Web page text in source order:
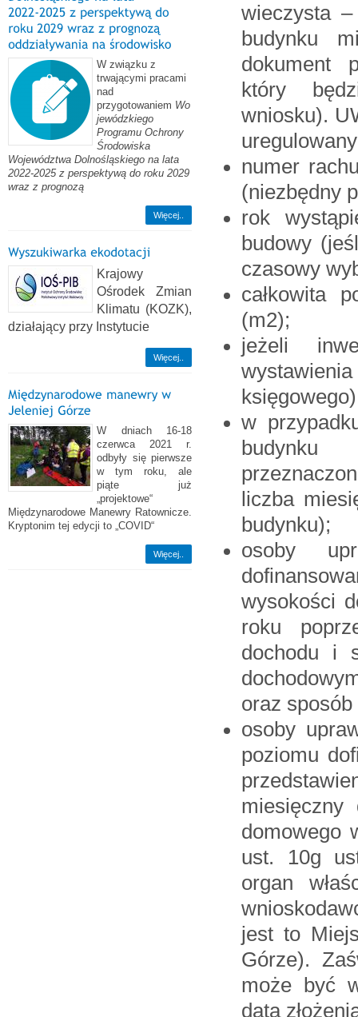
W związku z
trwającymi pracami
nad
przygotowaniem Wo
jewódzkiego
Programu Ochrony
Środowiska
Województwa Dolnośląskiego na lata
2022-2025 z perspektywą do roku 2029
wraz z prognozą
Więcej..
Krajowy
Ośrodek Zmian
Klimatu (KOZK),
działający przy Instytucie
Więcej..
W dniach 16-18
czerwca 2021 r.
odbyły się pierwsze
w tym roku, ale
piąte już
„projektowe“
Międzynarodowe Manewry Ratownicze.
Kryptonim tej edycji to „COVID“
Więcej..
wieczysta –
budynku
dokument
który
wniosku).
uregulowany
numer
(niezbędny
rok
budowy
czasowy
całkowita
(m2);
jeżeli
w
budynku
liczba
budynku);
osoby
wysokości
roku
dochodu i
oraz
osoby
poziomu
miesięczny
domowego
ust. 10g
organ
jest to
Górze).
może być
datą